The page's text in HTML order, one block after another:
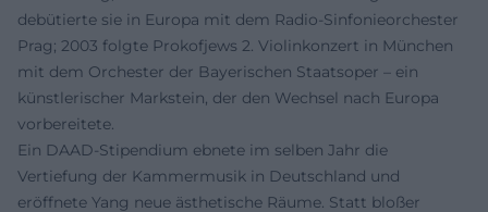
debütierte sie in Europa mit dem Radio-Sinfonieorchester
Prag; 2003 folgte Prokofjews 2. Violinkonzert in München
mit dem Orchester der Bayerischen Staatsoper – ein
künstlerischer Markstein, der den Wechsel nach Europa
vorbereitete.
Ein DAAD-Stipendium ebnete im selben Jahr die
Vertiefung der Kammermusik in Deutschland und
eröffnete Yang neue ästhetische Räume. Statt bloßer